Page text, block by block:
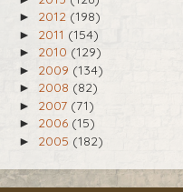
► 2012 (198)
► 2011 (154)
► 2010 (129)
► 2009 (134)
► 2008 (82)
► 2007 (71)
► 2006 (15)
► 2005 (182)